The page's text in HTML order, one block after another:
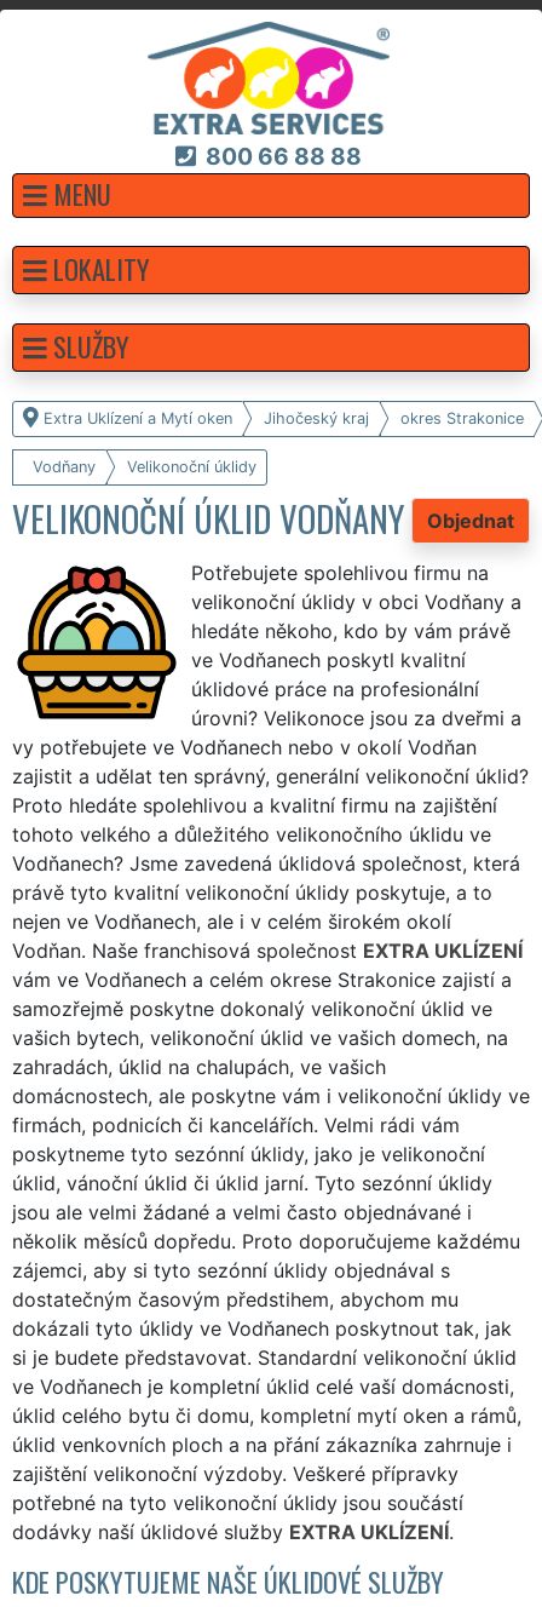
800 66 88 88
MENU
Extra Uklízení a Mytí oken Jihočeský kraj okres Strakonice
Vodňany Velikonoční úklidy
Objednat
VELIKONOČNÍ ÚKLID VODŇANY
Potřebujete spolehlivou firmu na
velikonoční úklidy v obci Vodňany a
hledáte někoho, kdo by vám právě
ve Vodňanech poskytl kvalitní
úklidové práce na profesionální
úrovni? Velikonoce jsou za dveřmi a
vy potřebujete ve Vodňanech nebo v okolí Vodňan
zajistit a udělat ten správný, generální velikonoční úklid?
Proto hledáte spolehlivou a kvalitní firmu na zajištění
tohoto velkého a důležitého velikonočního úklidu ve
Vodňanech? Jsme zavedená úklidová společnost, která
právě tyto kvalitní velikonoční úklidy poskytuje, a to
nejen ve Vodňanech, ale i v celém širokém okolí
Vodňan. Naše franchisová společnost EXTRA UKLÍZENÍ
vám ve Vodňanech a celém okrese Strakonice zajistí a
samozřejmě poskytne dokonalý velikonoční úklid ve
vašich bytech, velikonoční úklid ve vašich domech, na
zahradách, úklid na chalupách, ve vašich
domácnostech, ale poskytne vám i velikonoční úklidy ve
firmách, podnicích či kancelářích. Velmi rádi vám
poskytneme tyto sezónní úklidy, jako je velikonoční
úklid, vánoční úklid či úklid jarní. Tyto sezónní úklidy
jsou ale velmi žádané a velmi často objednávané i
několik měsíců dopředu. Proto doporučujeme každému
zájemci, aby si tyto sezónní úklidy objednával s
dostatečným časovým předstihem, abychom mu
dokázali tyto úklidy ve Vodňanech poskytnout tak, jak
si je budete představovat. Standardní velikonoční úklid
ve Vodňanech je kompletní úklid celé vaší domácnosti,
úklid celého bytu či domu, kompletní mytí oken a rámů,
úklid venkovních ploch a na přání zákazníka zahrnuje i
zajištění velikonoční výzdoby. Veškeré přípravky
potřebné na tyto velikonoční úklidy jsou součástí
dodávky naší úklidové služby EXTRA UKLÍZENÍ.
KDE POSKYTUJEME NAŠE ÚKLIDOVÉ SLUŽBY
LOKALITY
SLUŽBY